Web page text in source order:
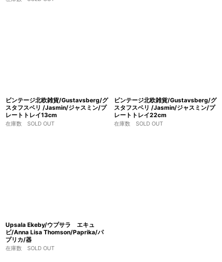
ビンテージ北欧雑貨/Gustavsberg/グ
スタフスベリ /Jasmin/ジャスミン/プ
レートトレイ13cm
在庫数 SOLD OUT
ビンテージ北欧雑貨/Gustavsberg/グ
スタフスベリ /Jasmin/ジャスミン/プ
レートトレイ22cm
在庫数 SOLD OUT
Upsala Ekeby/ウプサラ エキュ
ビ/Anna Lisa Thomson/Paprika/パ
プリカ/器
在庫数 SOLD OUT